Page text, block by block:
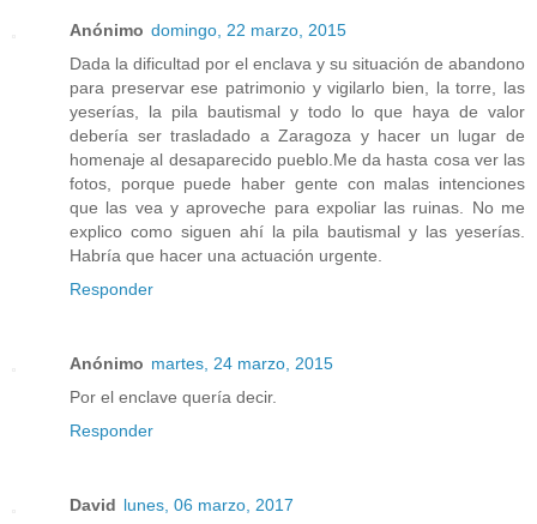
Anónimo domingo, 22 marzo, 2015
Dada la dificultad por el enclava y su situación de abandono
para preservar ese patrimonio y vigilarlo bien, la torre, las
yeserías, la pila bautismal y todo lo que haya de valor
debería ser trasladado a Zaragoza y hacer un lugar de
homenaje al desaparecido pueblo.Me da hasta cosa ver las
fotos, porque puede haber gente con malas intenciones
que las vea y aproveche para expoliar las ruinas. No me
explico como siguen ahí la pila bautismal y las yeserías.
Habría que hacer una actuación urgente.
Responder
Anónimo martes, 24 marzo, 2015
Por el enclave quería decir.
Responder
David lunes, 06 marzo, 2017